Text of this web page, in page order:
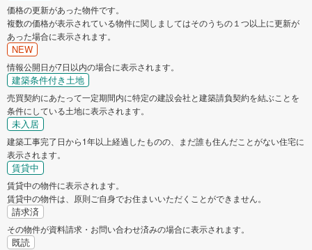
価格の更新があった物件です。
複数の価格が表示されている物件に関しましてはそのうちの１つ以上に更新が
あった場合に表示されます。
NEW
情報公開日が7日以内の場合に表示されます。
建築条件付き土地
売買契約にあたって一定期間内に特定の建設会社と建築請負契約を結ぶことを
条件にしている土地に表示されます。
未入居
建築工事完了日から1年以上経過したものの、まだ誰も住んだことがない住宅に
表示されます。
賃貸中
賃貸中の物件に表示されます。
賃貸中の物件は、原則ご自身でお住まいいただくことができません。
請求済
その物件が資料請求・お問い合わせ済みの場合に表示されます。
既読